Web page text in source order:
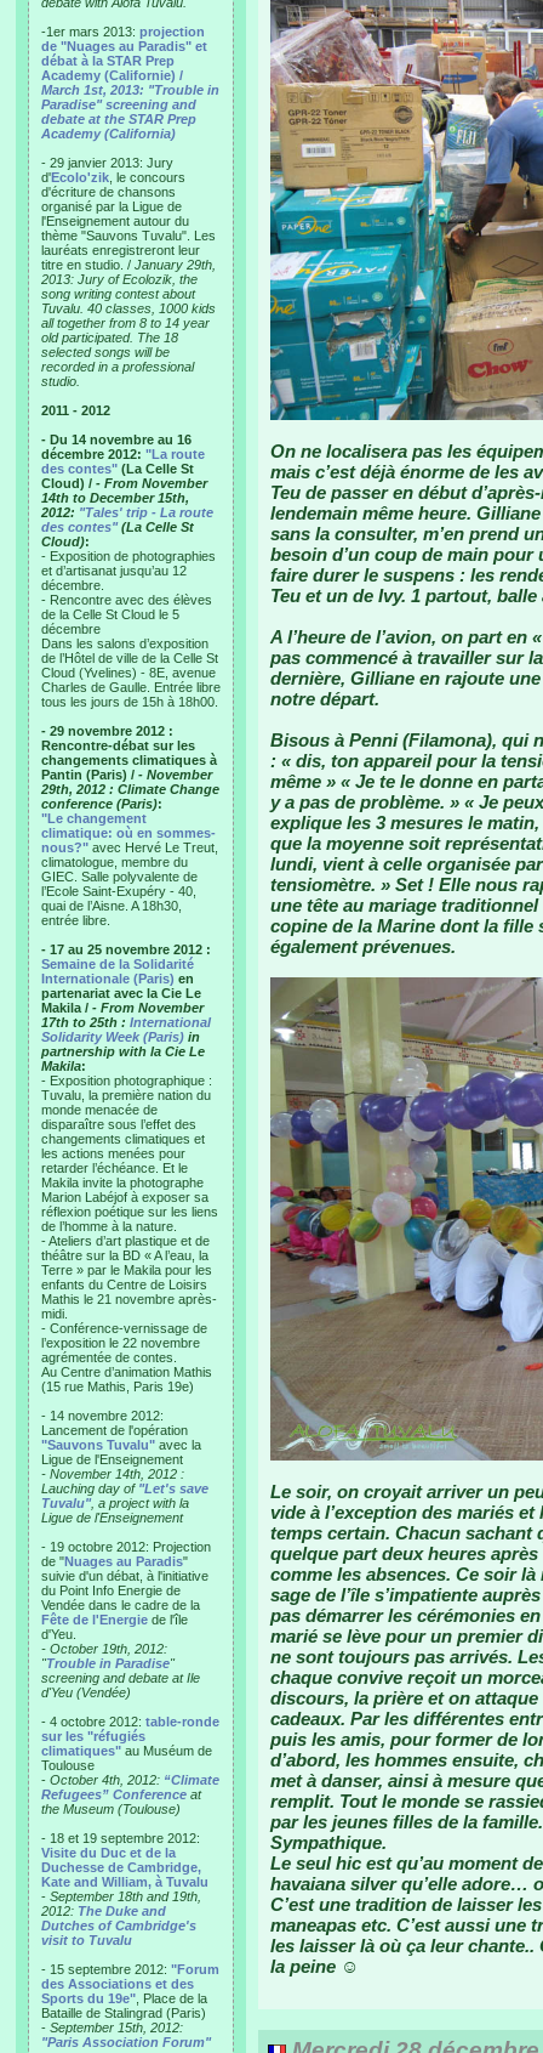
-1er mars 2013: projection
de "Nuages au Paradis" et
débat à la STAR Prep
Academy (Californie) /
March 1st, 2013: "Trouble in
Paradise" screening and
debate at the STAR Prep
Academy (California)
- 29 janvier 2013: Jury
d'Ecolo'zik , le concours
d'écriture de chansons
organisé par la Ligue de
l'Enseignement autour du
thème "Sauvons Tuvalu". Les
lauréats enregistreront leur
titre en studio. / January 29th,
2013: Jury of Ecolozik, the
song writing contest about
Tuvalu. 40 classes, 1000 kids
all together from 8 to 14 year
old participated. The 18
selected songs will be
recorded in a professional
studio.
2011 - 2012
- Du 14 novembre au 16
décembre 2012: "La route
des contes" (La Celle St
Cloud) / - From November
14th to December 15th,
2012: "Tales' trip - La route
des contes"(La Celle St
Cloud):
- Exposition de photographies
et d’artisanat jusqu’au 12
décembre.
- Rencontre avec des élèves
de la Celle St Cloud le 5
décembre
Dans les salons d’exposition
de l’Hôtel de ville de la Celle St
Cloud (Yvelines) - 8E, avenue
Charles de Gaulle. Entrée libre
tous les jours de 15h à 18h00.
- 29 novembre 2012 :
Rencontre-débat sur les
changements climatiques à
Pantin (Paris) / - November
29th, 2012 : Climate Change
conference (Paris):
"Le changement
climatique: où en sommes-
nous?" avec Hervé Le Treut,
climatologue, membre du
GIEC. Salle polyvalente de
l’Ecole Saint-Exupéry - 40,
quai de l’Aisne. A 18h30,
entrée libre.
- 17 au 25 novembre 2012 :
Semaine de la Solidarité
Internationale (Paris) en
partenariat avec la Cie Le
Makila / - From November
17th to 25th : International
Solidarity Week (Paris) in
partnership with la Cie Le
Makila:
- Exposition photographique :
Tuvalu, la première nation du
monde menacée de
disparaître sous l’effet des
changements climatiques et
les actions menées pour
retarder l’échéance. Et le
Makila invite la photographe
Marion Labéjof à exposer sa
réflexion poétique sur les liens
de l’homme à la nature.
- Ateliers d’art plastique et de
théâtre sur la BD « A l’eau, la
Terre » par le Makila pour les
enfants du Centre de Loisirs
Mathis le 21 novembre après-
midi.
- Conférence-vernissage de
l’exposition le 22 novembre
agrémentée de contes.
Au Centre d’animation Mathis
(15 rue Mathis, Paris 19e)
- 14 novembre 2012:
Lancement de l'opération
"Sauvons Tuvalu" avec la
Ligue de l'Enseignement
- November 14th, 2012 :
Lauching day of "Let's save
Tuvalu", a project with la
Ligue de l'Enseignement
- 19 octobre 2012: Projection
de "Nuages au Paradis"
suivie d'un débat, à l'initiative
du Point Info Energie de
Vendée dans le cadre de la
Fête de l'Energie de l'île
d'Yeu.
- October 19th, 2012:
"Trouble in Paradise"
screening and debate at Ile
d'Yeu (Vendée)
- 4 octobre 2012: table-ronde
sur les "réfugiés
climatiques" au Muséum de
Toulouse
- October 4th, 2012: “Climate
Refugees” Conference at
the Museum (Toulouse)
- 18 et 19 septembre 2012:
Visite du Duc et de la
Duchesse de Cambridge,
Kate and William, à Tuvalu
- September 18th and 19th,
2012: The Duke and
Dutches of Cambridge's
visit to Tuvalu
- 15 septembre 2012: "Forum
des Associations et des
Sports du 19e" , Place de la
Bataille de Stalingrad (Paris)
- September 15th, 2012:
"Paris Association Forum"
On ne localisera pas les
mais c’est déjà énorme de les
Teu de passer en début
lendemain même heure.
sans la consulter, m’en prend
besoin d’un coup de main
faire durer le suspens : les
Teu et un de Ivy. 1 partout, balle
A l’heure de l’avion, on part en
pas commencé à travailler sur
dernière, Gilliane en rajoute
notre départ.
Bisous à Penni (Filamona), qui
: « dis, ton appareil pour la
même » « Je te le donne en
y a pas de problème. » « Je
explique les 3 mesures le
que la moyenne soit
lundi, vient à celle organisée
tensiomètre. » Set ! Elle nous
une tête au mariage
copine de la Marine dont la fille
également prévenues.
Le soir, on croyait arriver un
vide à l’exception des mariés
temps certain. Chacun sachant
quelque part deux heures
comme les absences. Ce soir
sage de l’île s’impatiente
pas démarrer les cérémonies
marié se lève pour un premier
ne sont toujours pas arrivés.
chaque convive reçoit un
discours, la prière et on
cadeaux. Par les différentes
puis les amis, pour former de
d’abord, les hommes ensuite,
met à danser, ainsi à mesure
remplit. Tout le monde se
par les jeunes filles de la
Sympathique.
Le seul hic est qu’au moment
havaiana silver qu’elle adore…
C’est une tradition de laisser
maneapas etc. C’est aussi une
les laisser là où ça leur
la peine ☺